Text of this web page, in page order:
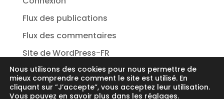
Flux des publications
Flux des commentaires
Site de WordPress-FR
Nous utilisons des cookies pour nous permettre de
mieux comprendre comment le site est utilisé. En
cliquant sur ”J’accepte”, vous acceptez leur utilisation.
Vous pouvez en savoir plus dans les réglages.